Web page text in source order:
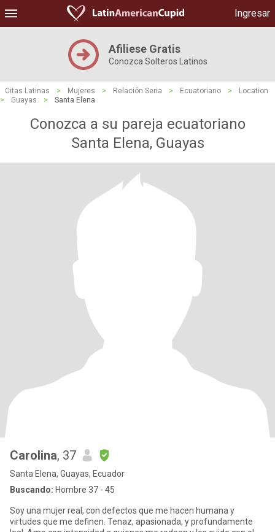
Ingresar
Afiliese Gratis
Conozca Solteros Latinos
Citas Latinas > Mujeres > Relación Seria > Ecuatoriano >
Location
>
Guayas > Santa Elena
Conozca a su pareja ecuatoriano
Santa Elena, Guayas
Carolina, 37
Santa Elena, Guayas, Ecuador
Buscando: Hombre 37 - 45
Soy una mujer real, con defectos que me hacen humana y
virtudes que me definen. Tenaz, apasionada, y profundamente